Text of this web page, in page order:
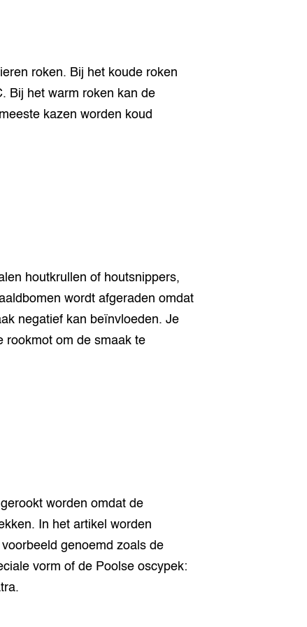
roken. Bij het koude roken
Bij het warm roken kan de
kazen worden koud
houtkrullen of houtsnippers,
wordt afgeraden omdat
negatief kan beïnvloeden. Je
rookmot om de smaak te
worden omdat de
In het artikel worden
genoemd zoals de
vorm of de Poolse oscypek: